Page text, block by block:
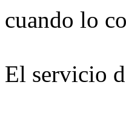
cuando lo
El servicio